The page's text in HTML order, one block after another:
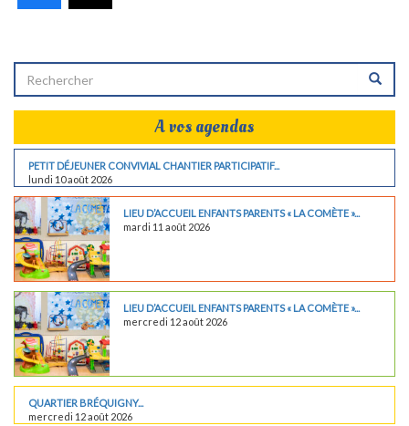
A vos agendas
PETIT DÉJEUNER CONVIVIAL CHANTIER PARTICIPATIF...
lundi 10 août 2026
LIEU D’ACCUEIL ENFANTS PARENTS « LA COMÈTE »...
mardi 11 août 2026
LIEU D’ACCUEIL ENFANTS PARENTS « LA COMÈTE »...
mercredi 12 août 2026
QUARTIER BRÉQUIGNY...
mercredi 12 août 2026